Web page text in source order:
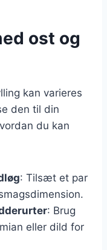
ost og
kan varieres
den til din
du kan
: Tilsæt et par
: Brug
eller dild for